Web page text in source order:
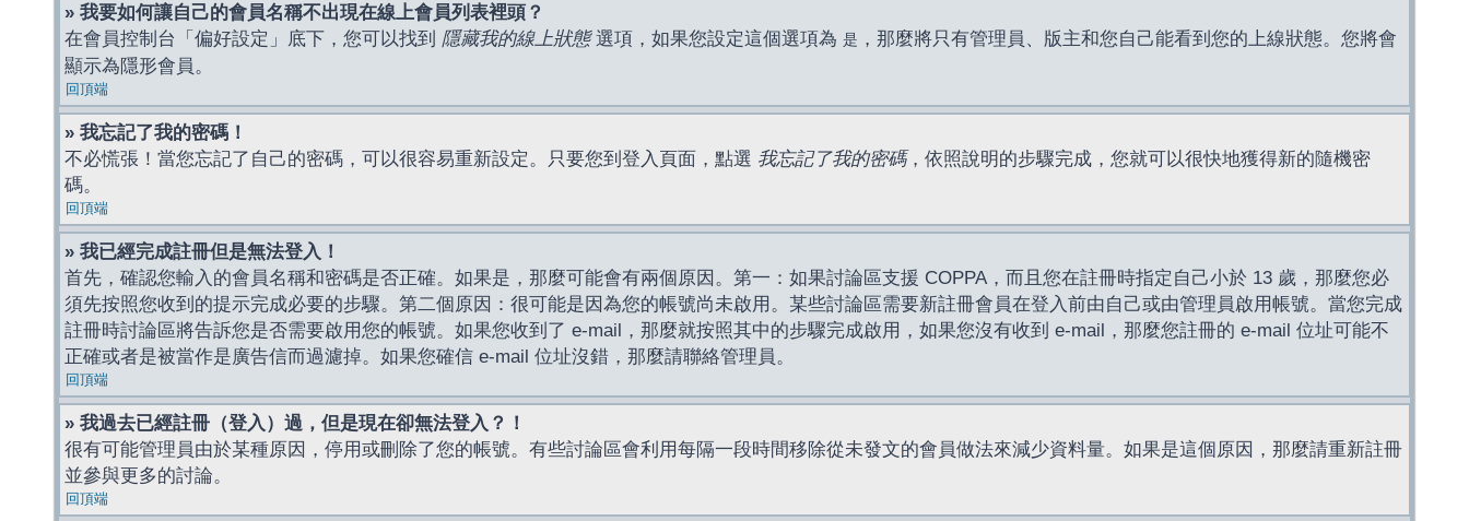
» 我要如何讓自己的會員名稱不出現在線上會員列表裡頭？
在會員控制台「偏好設定」底下，您可以找到 隱藏我的線上狀態選項，如果您設定這個選項為 是 ，那麼將只有管理員、版主和您自己能看到您的上線狀態。您將會
顯示為隱形會員。
回頂端
» 我忘記了我的密碼！
不必慌張！當您忘記了自己的密碼，可以很容易重新設定。只要您到登入頁面，點選 我忘記了我的密碼，依照說明的步驟完成，您就可以很快地獲得新的隨機密
碼。
回頂端
» 我已經完成註冊但是無法登入！
首先，確認您輸入的會員名稱和密碼是否正確。如果是，那麼可能會有兩個原因。第一：如果討論區支援 COPPA，而且您在註冊時指定自己小於 13 歲，那麼您必
須先按照您收到的提示完成必要的步驟。第二個原因：很可能是因為您的帳號尚未啟用。某些討論區需要新註冊會員在登入前由自己或由管理員啟用帳號。當您完成
註冊時討論區將告訴您是否需要啟用您的帳號。如果您收到了 e-mail，那麼就按照其中的步驟完成啟用，如果您沒有收到 e-mail，那麼您註冊的 e-mail 位址可能不
正確或者是被當作是廣告信而過濾掉。如果您確信 e-mail 位址沒錯，那麼請聯絡管理員。
回頂端
» 我過去已經註冊（登入）過，但是現在卻無法登入？！
很有可能管理員由於某種原因，停用或刪除了您的帳號。有些討論區會利用每隔一段時間移除從未發文的會員做法來減少資料量。如果是這個原因，那麼請重新註冊
並參與更多的討論。
回頂端